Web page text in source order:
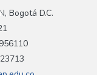
Bogotá D.C.